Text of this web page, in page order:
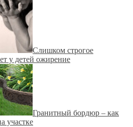
Слишком строгое
у детей ожирение
Гранитный бордюр – как
участке